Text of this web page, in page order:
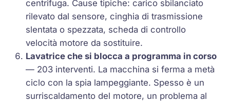
centrifuga. Cause tipiche: carico sbilanciato
rilevato dal sensore, cinghia di trasmissione
slentata o spezzata, scheda di controllo
velocità motore da sostituire.
Lavatrice che si blocca a programma in corso
— 203 interventi. La macchina si ferma a metà
ciclo con la spia lampeggiante. Spesso è un
surriscaldamento del motore, un problema al